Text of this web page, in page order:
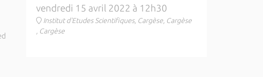
vendredi 15 avril 2022 à 12h30
Institut d'Etudes Scientifiques, Cargèse, Cargèse
, Cargèse